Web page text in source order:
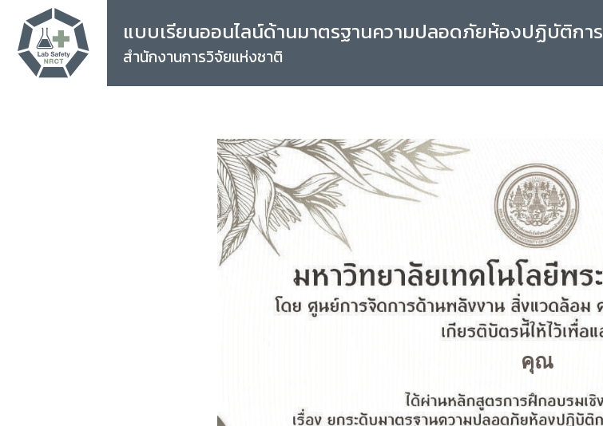
แบบเรียนออนไลน์ด้านมาตรฐานความปลอดภัยห้องปฏิบัติการ
สำนักงานการวิจัยแห่งชาติ
คุณ